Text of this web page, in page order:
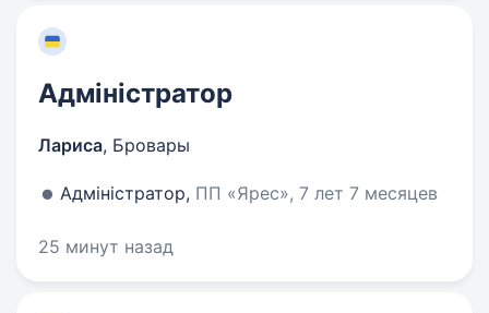
Адміністратор
Лариса, Бровары
Адміністратор, ПП «Ярес», 7 лет 7 месяцев
25 минут назад